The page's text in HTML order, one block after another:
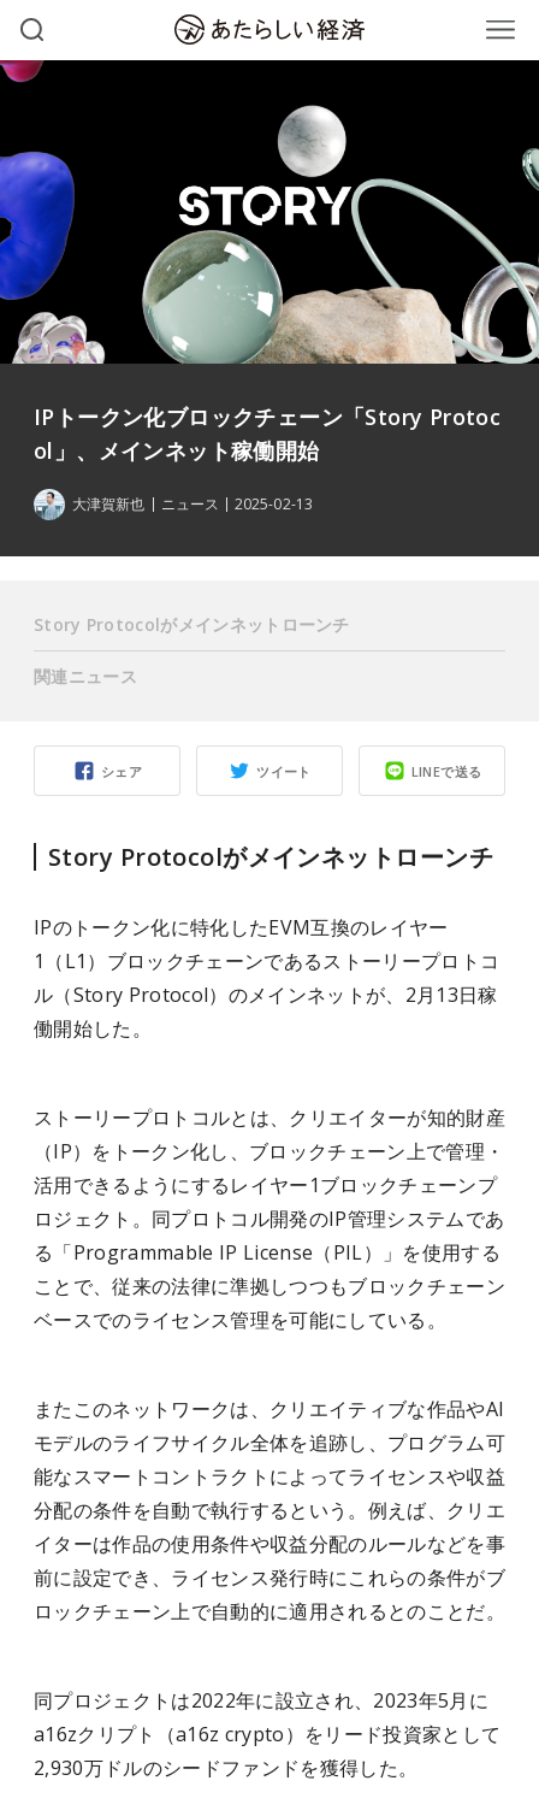
IPトークン化ブロックチェーン「Story Protoc
ol」、メインネット稼働開始
大津賀新也 ニュース 2025-02-13
シェア ツイート LINEで送る
Story Protocolがメインネットローンチ
IPのトークン化に特化したEVM互換のレイヤー
1（L1）ブロックチェーンであるストーリープロトコ
ル（Story Protocol）のメインネットが、2月13日稼
働開始した。
ストーリープロトコルとは、クリエイターが知的財産
（IP）をトークン化し、ブロックチェーン上で管理・
活用できるようにするレイヤー1ブロックチェーンプ
ロジェクト。同プロトコル開発のIP管理システムであ
る「Programmable IP License（PIL）」を使用する
ことで、従来の法律に準拠しつつもブロックチェーン
ベースでのライセンス管理を可能にしている。
またこのネットワークは、クリエイティブな作品やAI
モデルのライフサイクル全体を追跡し、プログラム可
能なスマートコントラクトによってライセンスや収益
分配の条件を自動で執行するという。例えば、クリエ
イターは作品の使用条件や収益分配のルールなどを事
前に設定でき、ライセンス発行時にこれらの条件がブ
ロックチェーン上で自動的に適用されるとのことだ。
同プロジェクトは2022年に設立され、2023年5月に
a16zクリプト（a16z crypto）をリード投資家として
2,930万ドルのシードファンドを獲得した。
Story Protocolがメインネットローンチ
関連ニュース